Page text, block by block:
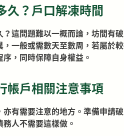
久？戶口解凍時間
這問題難以一概而論，坊間有
一般或需數天至數周，若屬於
，同時保障自身權益。
帳戶相關注意事項
有需要注意的地方。準備申請
人不需要這樣做。